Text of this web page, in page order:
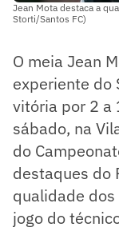
Jean Mota destaca a
Storti/Santos FC)
O meia Jean
experiente do
vitória por 2 a
sábado, na
do
destaques do
qualidade
jogo do